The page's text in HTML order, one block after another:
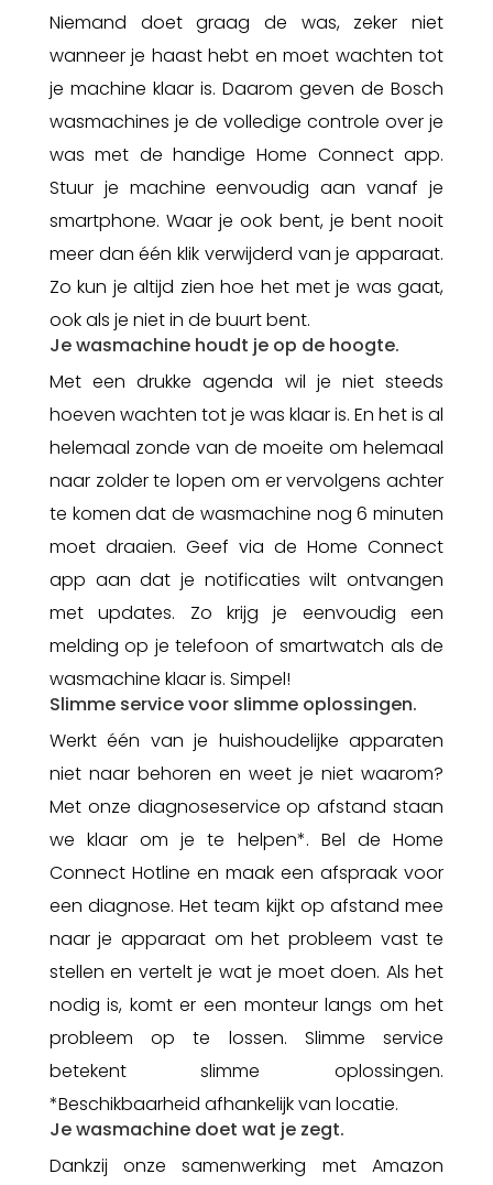
Niemand doet graag de was, zeker niet
wanneer je haast hebt en moet wachten tot
je machine klaar is. Daarom geven de Bosch
wasmachines je de volledige controle over je
was met de handige Home Connect app.
Stuur je machine eenvoudig aan vanaf je
smartphone. Waar je ook bent, je bent nooit
meer dan één klik verwijderd van je apparaat.
Zo kun je altijd zien hoe het met je was gaat,
ook als je niet in de buurt bent.
Je wasmachine houdt je op de hoogte.
Met een drukke agenda wil je niet steeds
hoeven wachten tot je was klaar is. En het is al
helemaal zonde van de moeite om helemaal
naar zolder te lopen om er vervolgens achter
te komen dat de wasmachine nog 6 minuten
moet draaien. Geef via de Home Connect
app aan dat je notificaties wilt ontvangen
met updates. Zo krijg je eenvoudig een
melding op je telefoon of smartwatch als de
wasmachine klaar is. Simpel!
Slimme service voor slimme oplossingen.
Werkt één van je huishoudelijke apparaten
niet naar behoren en weet je niet waarom?
Met onze diagnoseservice op afstand staan
we klaar om je te helpen*. Bel de Home
Connect Hotline en maak een afspraak voor
een diagnose. Het team kijkt op afstand mee
naar je apparaat om het probleem vast te
stellen en vertelt je wat je moet doen. Als het
nodig is, komt er een monteur langs om het
probleem op te lossen. Slimme service
betekent slimme oplossingen.
*Beschikbaarheid afhankelijk van locatie.
Je wasmachine doet wat je zegt.
Dankzij onze samenwerking met Amazon